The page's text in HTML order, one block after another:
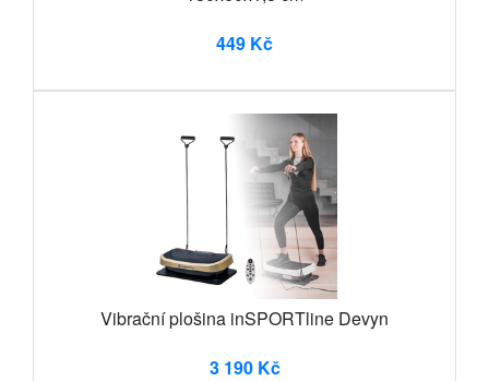
449 Kč
Vibrační plošina inSPORTline Devyn
3 190 Kč